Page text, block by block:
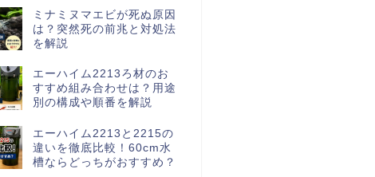
ミナミヌマエビが死ぬ原因
は？突然死の前兆と対処法
を解説
エーハイム2213ろ材のお
すすめ組み合わせは？用途
別の構成や順番を解説
エーハイム2213と2215の
違いを徹底比較！60cm水
槽ならどっちがおすすめ？